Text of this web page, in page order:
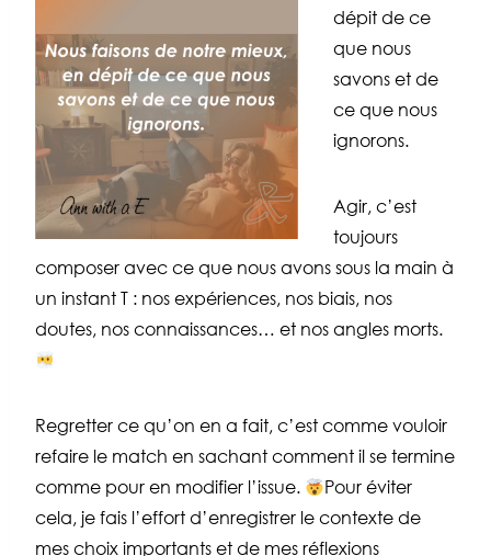
dépit de ce
que nous
savons et de
ce que nous
ignorons.
Agir, c’est
toujours
composer avec ce que nous avons sous la main à
un instant T : nos expériences, nos biais, nos
doutes, nos connaissances… et nos angles morts.
Regretter ce qu’on en a fait, c’est comme vouloir
refaire le match en sachant comment il se termine
comme pour en modifier l’issue.
Pour éviter
cela, je fais l’effort d’enregistrer le contexte de
mes choix importants et de mes réflexions